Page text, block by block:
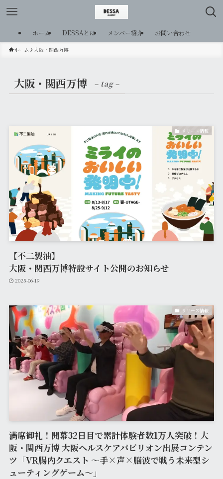
ホーム DESSAとは メンバー紹介 お問い合わせ
ホーム 大阪・関西万博
大阪・関西万博 – tag –
リリース情報
【不二製油】
大阪・関西万博特設サイト公開のお知らせ
2025-06-19
リリース情報
満席御礼！開幕32日目で累計体験者数1万人突破！大
阪・関西万博 大阪ヘルスケアパビリオン出展コンテン
ツ「VR腸内クエスト ～手×声×脳波で戦う未来型シ
ューティングゲーム～」